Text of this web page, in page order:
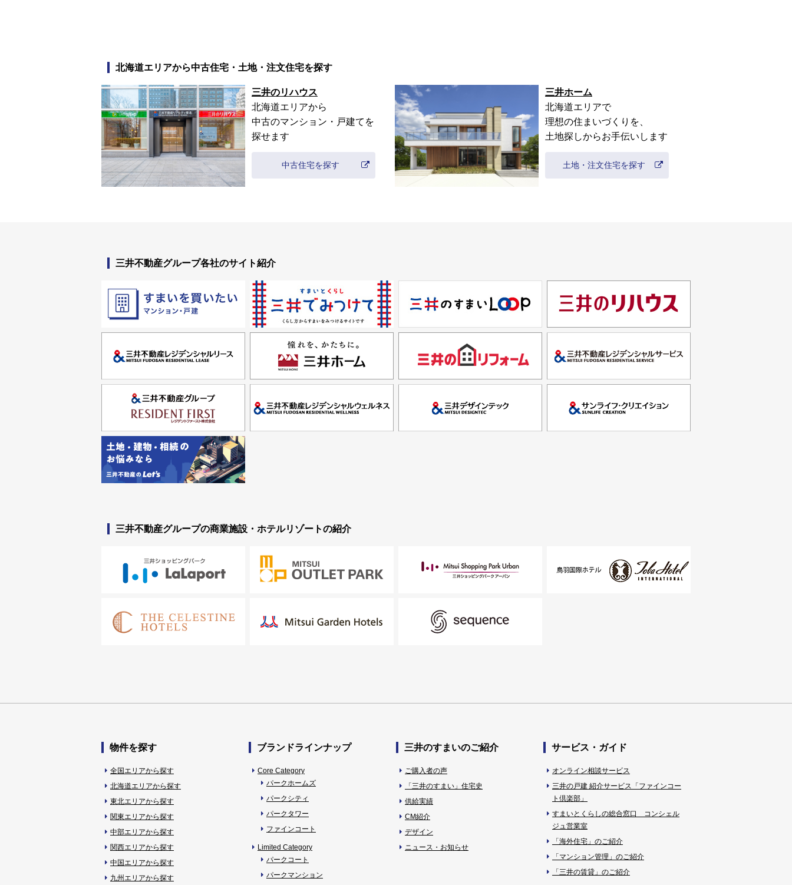
北海道エリアから中古住宅・土地・注文住宅を探す
三井のリハウス
北海道エリアから
中古のマンション・戸建てを
探せます
中古住宅を探す
三井ホーム
北海道エリアで
理想の住まいづくりを、
土地探しからお手伝いします
土地・注文住宅を探す
三井不動産グループ各社のサイト紹介
三井不動産グループの商業施設・ホテルリゾートの紹介
物件を探す
全国エリアから探す
北海道エリアから探す
東北エリアから探す
関東エリアから探す
中部エリアから探す
関西エリアから探す
中国エリアから探す
九州エリアから探す
ブランドラインナップ
Core Category
パークホームズ
パークシティ
パークタワー
ファインコート
Limited Category
パークコート
パークマンション
三井のすまいのご紹介
ご購入者の声
「三井のすまい」住宅史
供給実績
CM紹介
デザイン
ニュース・お知らせ
サービス・ガイド
オンライン相談サービス
三井の戸建 紹介サービス「ファインコー
ト倶楽部」
すまいとくらしの総合窓口 コンシェル
ジュ営業室
「海外住宅」のご紹介
「マンション管理」のご紹介
「三井の賃貸」のご紹介